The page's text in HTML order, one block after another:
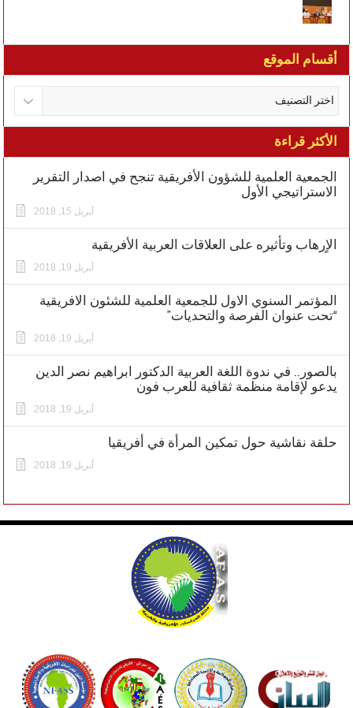
أقسام الموقع
الأكثر قراءة
الجمعية العلمية للشؤون الأفريقية تنجح في اصدار التقرير
الاستراتيجي الأول
أبريل 15, 2018
الاٍرهاب وتأثيره على العلاقات العربية الأفريقية
أبريل 19, 2018
المؤتمر السنوي الاول للجمعية العلمية للشئون الافريقية
“تحت عنوان الفرصة والتحديات”
أبريل 19, 2018
بالصور.. في ندوة اللغة العربية الدكتور ابراهيم نصر الدين
يدعو لإقامة منظمة ثقافية للعرب فون
أبريل 19, 2018
حلقة نقاشية حول تمكين المرأة في أفريقيا
أبريل 19, 2018